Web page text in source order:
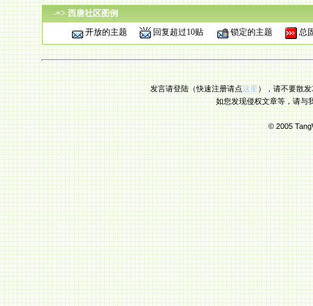
-=> 西唐社区图例
开放的主题
回复超过10贴 锁定的主题 总
发言请登陆（快速注册请点这里 ），请不要散
如您发现侵权文章等，请与
© 2005